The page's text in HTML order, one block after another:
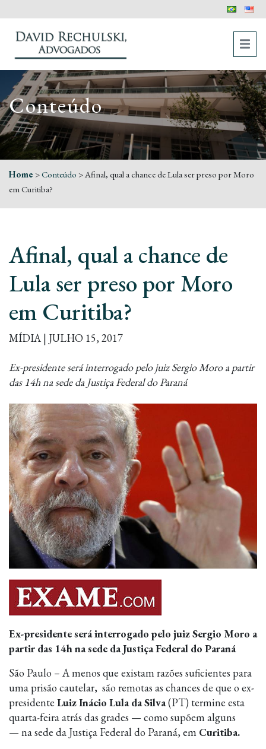
Conteúdo
Home >Conteúdo >Afinal, qual a chance de Lula ser preso por Moro
em Curitiba?
Afinal, qual a chance de
Lula ser preso por Moro
em Curitiba?
MÍDIA | JULHO 15, 2017
Ex-presidente será interrogado pelo juiz Sergio Moro a partir
das 14h na sede da Justiça Federal do Paraná
Ex-presidente será interrogado pelo juiz Sergio Moro a
partir das 14h na sede da Justiça Federal do Paraná
São Paulo – A menos que existam razões suficientes para
uma prisão cautelar, são remotas as chances de que o ex-
presidente Luiz Inácio Lula da Silva(PT) termine esta
quarta-feira atrás das grades — como supõem alguns
— na sede da Justiça Federal do Paraná, em Curitiba.